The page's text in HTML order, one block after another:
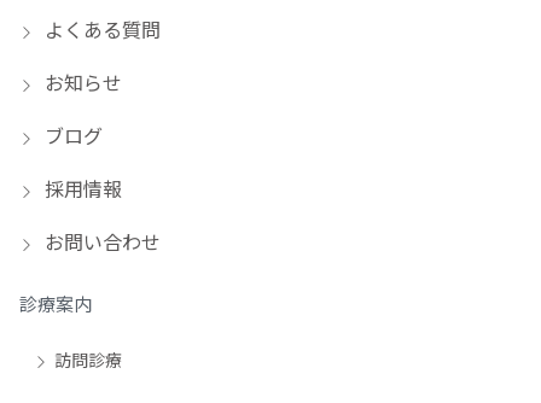
よくある質問
お知らせ
ブログ
採用情報
お問い合わせ
診療案内
訪問診療